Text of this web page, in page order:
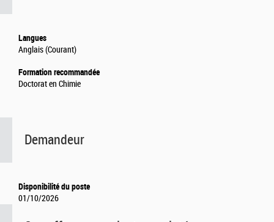
Langues
Anglais (Courant)
Formation recommandée
Doctorat en Chimie
Demandeur
Disponibilité du poste
01/10/2026